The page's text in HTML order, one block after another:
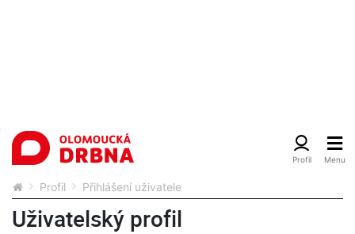
Profil Přihlášení uživatele
Uživatelský profil